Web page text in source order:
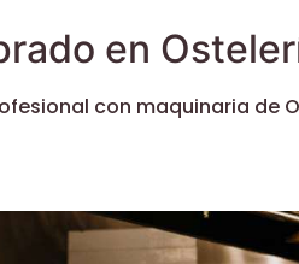
en
con maquinaria de